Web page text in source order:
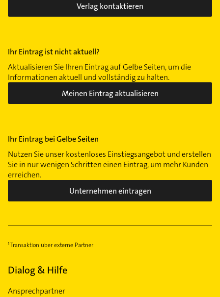
Verlag kontaktieren
Ihr Eintrag ist nicht aktuell?
Aktualisieren Sie Ihren Eintrag auf Gelbe Seiten, um die
Informationen aktuell und vollständig zu halten.
Meinen Eintrag aktualisieren
Ihr Eintrag bei Gelbe Seiten
Nutzen Sie unser kostenloses Einstiegsangebot und erstellen
Sie in nur wenigen Schritten einen Eintrag, um mehr Kunden
erreichen.
Unternehmen eintragen
Transaktion über externe Partner
Dialog & Hilfe
Ansprechpartner